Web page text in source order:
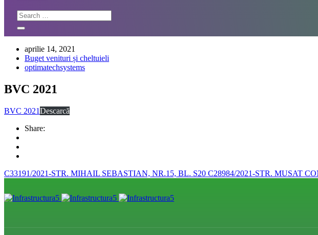
aprilie 14, 2021
Buget venituri și cheltuieli
optimatechsystems
BVC 2021
BVC 2021Descarcă
Share:
C33191/2021-STR. MIHAIL SEBASTIAN, NR.15, BL. S20 C28984/2021-STR. MUSAT